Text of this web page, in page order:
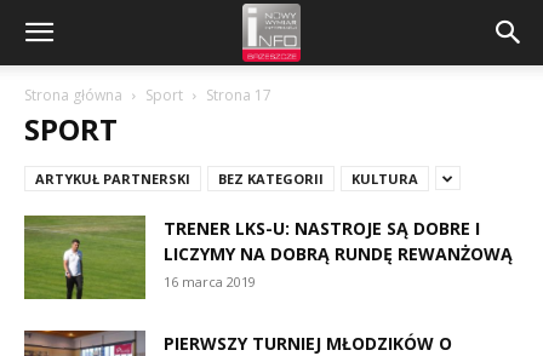
Strona główna Sport Strona 17
SPORT
ARTYKUŁ PARTNERSKI BEZ KATEGORII KULTURA
TRENER LKS-U: NASTROJE SĄ DOBRE I
LICZYMY NA DOBRĄ RUNDĘ REWANŻOWĄ
16 marca 2019
PIERWSZY TURNIEJ MŁODZIKÓW O